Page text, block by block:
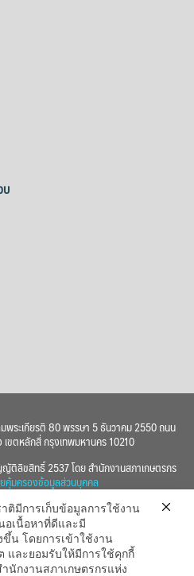
พระเกียรติ 80 พรรษา 5 ธันวาคม 2550 ถนน
ขตหลักสี่ กรุงเทพมหานคร 10210
ลิขสิทธิ์ 2537 โดย สำนักงานสภาเกษตรกร
คุ้มครองข้อมูลส่วนบุคคล
ติมีการเก็บข้อมูลการใช้งาน
อเนื้อหาที่ดีและมี
น โดยการเข้าใช้งาน
และยอมรับให้มีการใช้คุกกี้
นักงานสภาเกษตรกรแห่ง